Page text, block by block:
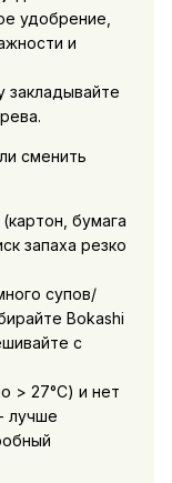
удобрение,
и
закладывайте
сменить
бумага
запаха резко
супов/
Bokashi
с
> 27°C) и нет
лучше